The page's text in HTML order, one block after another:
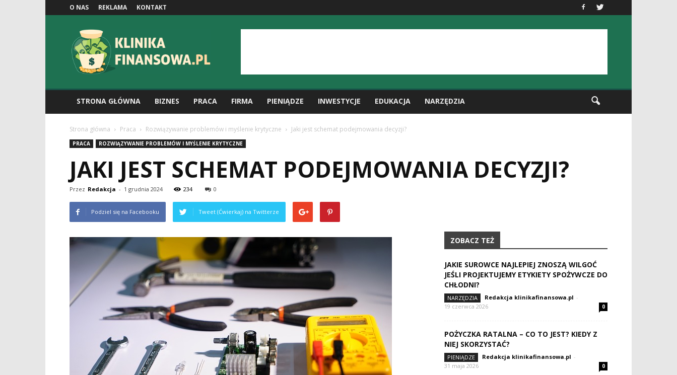
O NAS REKLAMA KONTAKT
Klinikafinansowa.pl
STRONA GŁÓWNA BIZNES PRACA FIRMA PIENIĄDZE INWESTYCJE EDUKACJA NARZĘDZIA
Strona główna Praca Rozwiązywanie problemów i myślenie krytyczne Jaki jest schemat podejmowania decyzji?
PRACA ROZWIĄZYWANIE PROBLEMÓW I MYŚLENIE KRYTYCZNE
JAKI JEST SCHEMAT PODEJMOWANIA DECYZJI?
Przez Redakcja - 1 grudnia 2024 234 0
Podziel się na Facebooku Tweet (Ćwierkaj) na Twitterze
ZOBACZ TEŻ
JAKIE SUROWCE NAJLEPIEJ ZNOSZĄ WILGOĆ
JEŚLI PROJEKTUJEMY ETYKIETY SPOŻYWCZE DO
CHŁODNI?
NARZĘDZIA Redakcja klinikafinansowa.pl -
19 czerwca 2026
0
POŻYCZKA RATALNA – CO TO JEST? KIEDY Z
NIEJ SKORZYSTAĆ?
PIENIĄDZE Redakcja klinikafinansowa.pl -
31 maja 2026
0